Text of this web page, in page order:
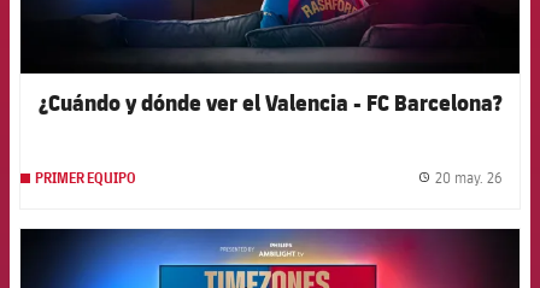
¿Cuándo y dónde ver el Valencia - FC Barcelona?
PRIMER EQUIPO 20 may. 26
FCB Barcelona badge